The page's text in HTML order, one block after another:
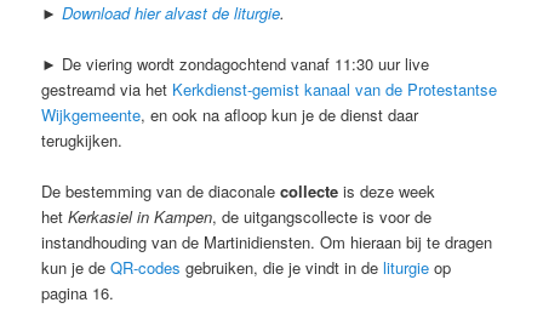
►Download hier alvast de liturgie.
► De viering wordt zondagochtend vanaf 11:30 uur live
gestreamd via het Kerkdienst-gemist kanaal van de Protestantse
Wijkgemeente, en ook na afloop kun je de dienst daar
terugkijken.
De bestemming van de diaconalecollecte is deze week
hetKerkasiel in Kampen, de uitgangscollecte is voor de
instandhouding van de Martinidiensten. Om hieraan bij te dragen
kun je deQR-codes gebruiken, die je vindt in deliturgie op
pagina 16.